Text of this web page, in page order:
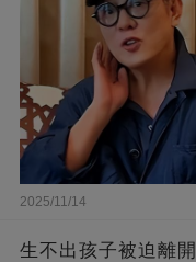
2025/11/14
生不出孩子被迫離